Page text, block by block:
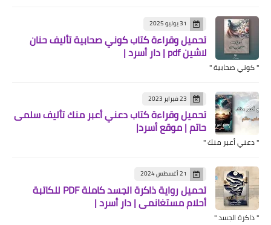
31 يوليو 2025
تحميل وقراءة كتاب كوني صحابية تأليف حنان
لاشين pdf | دار أسرد |
" كوني صحابية "
23 فبراير 2023
تحميل وقراءة كتاب دعني أعبر منك تأليف سلمى
حاتم | موقع أسرد|
" دعني أعبر منك "
21 أغسطس 2024
تحميل رواية ذاكرة الجسد كاملة PDF للكاتبة
أحلام مستغانمي | دار أسرد |
" ذاكرة الجسد "